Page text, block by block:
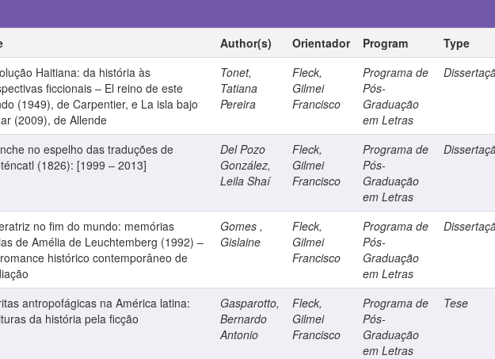
Author(s) Orientador Program
Type
Haitiana: da história às
ficcionais – El reino de este
(1949), de Carpentier, e La isla bajo
(2009), de Allende
Tonet,
Tatiana
Pereira
Fleck,
Gilmei
Francisco
Programa de
Pós-
Graduação
em Letras
no espelho das traduções de
(1826): [1999 – 2013]
Del Pozo
González,
Leila Shaí
Fleck,
Gilmei
Francisco
Programa de
Pós-
Graduação
em Letras
no fim do mundo: memórias
de Amélia de Leuchtemberg (1992) –
histórico contemporâneo de
Gomes ,
Gislaine
Fleck,
Gilmei
Francisco
Programa de
Pós-
Graduação
em Letras
antropofágicas na América latina:
da história pela ficção
Gasparotto,
Bernardo
Antonio
Fleck,
Gilmei
Francisco
Programa de
Pós-
Graduação
em Letras
Tese